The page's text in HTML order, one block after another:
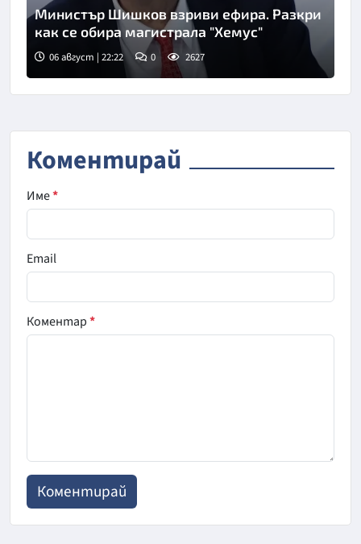
Снимка: БТА
Министър Шишков взриви ефира. Разкри
как се обира магистрала "Хемус"
06 август | 22:22 0 2627
Коментирай
Име*
Email
Коментар*